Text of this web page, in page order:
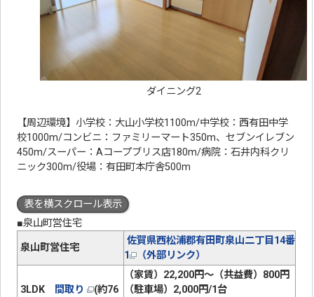
ダイニング2
【周辺環境】小学校：大山小学校1100m/中学校：西有田中学
校1000m/コンビニ：ファミリーマート350m、セブンイレブン
450m/スーパー：Aコープブリス店180m/病院：石井内科クリ
ニック300m/役場：有田町本庁舎500m
表を横スクロール表示
■泉山町営住宅
泉山町営住宅
佐賀県西松浦郡有田町泉山二丁目14番
1
（外部リンク）
3LDK 間取り
(約76
（家賃）22,200円～（共益費）800円
（駐車場）2,000円/1台